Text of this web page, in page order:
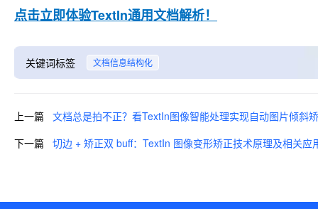
点击立即体验TextIn通用文档解析！
关键词标签 文档信息结构化
上一篇 文档总是拍不正？看TextIn图像智能处理实现自动图片倾斜
下一篇 切边 + 矫正双 buff：TextIn 图像变形矫正技术原理及相关应